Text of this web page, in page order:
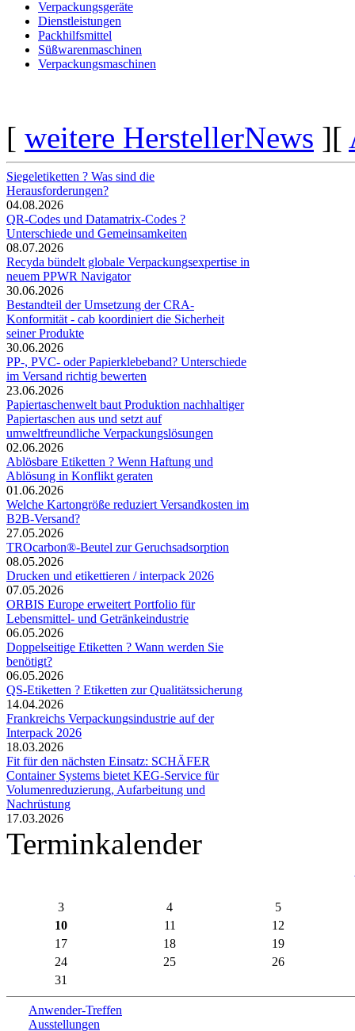
Verpackungsgeräte
Dienstleistungen
Packhilfsmittel
Süßwarenmaschinen
Verpackungsmaschinen
[ weitere HerstellerNews ][
Siegeletiketten ? Was sind die
Herausforderungen?
04.08.2026
QR-Codes und Datamatrix-Codes ?
Unterschiede und Gemeinsamkeiten
08.07.2026
Recyda bündelt globale Verpackungsexpertise in
neuem PPWR Navigator
30.06.2026
Bestandteil der Umsetzung der CRA-
Konformität - cab koordiniert die Sicherheit
seiner Produkte
30.06.2026
PP-, PVC- oder Papierklebeband? Unterschiede
im Versand richtig bewerten
23.06.2026
Papiertaschenwelt baut Produktion nachhaltiger
Papiertaschen aus und setzt auf
umweltfreundliche Verpackungslösungen
02.06.2026
Ablösbare Etiketten ? Wenn Haftung und
Ablösung in Konflikt geraten
01.06.2026
Welche Kartongröße reduziert Versandkosten im
B2B-Versand?
27.05.2026
TROcarbon®-Beutel zur Geruchsadsorption
08.05.2026
Drucken und etikettieren / interpack 2026
07.05.2026
ORBIS Europe erweitert Portfolio für
Lebensmittel- und Getränkeindustrie
06.05.2026
Doppelseitige Etiketten ? Wann werden Sie
benötigt?
06.05.2026
QS-Etiketten ? Etiketten zur Qualitätssicherung
14.04.2026
Frankreichs Verpackungsindustrie auf der
Interpack 2026
18.03.2026
Fit für den nächsten Einsatz: SCHÄFER
Container Systems bietet KEG-Service für
Volumenreduzierung, Aufarbeitung und
Nachrüstung
17.03.2026
Terminkalender
3 4
5
10
11
12
17
18
19
24
25
26
31
Anwender-Treffen
Ausstellungen